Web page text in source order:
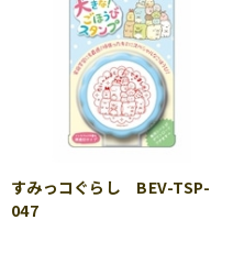
すみっコぐらし BEV-TSP-
047